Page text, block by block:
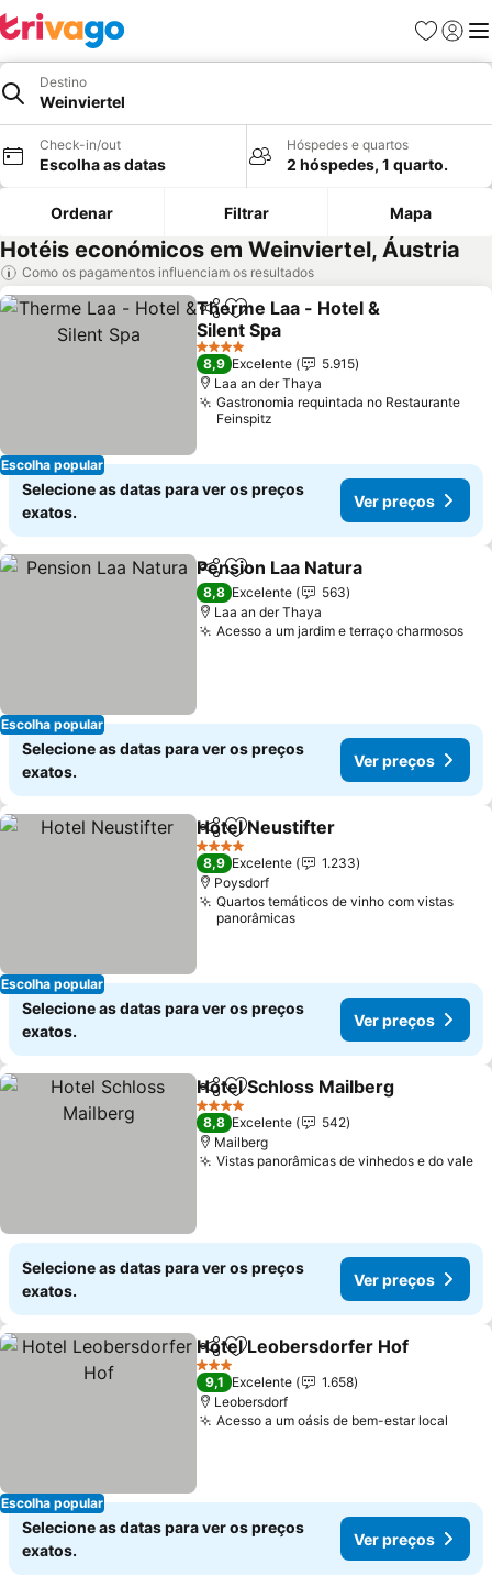
Favoritos
Iniciar
Destino
Weinviertel
Check-in/out
Escolha as datas
Hóspedes e quartos
2 hóspedes, 1 quarto.
Ordenar Filtrar Mapa
Hotéis económicos em Weinviertel, Áustria
Como os pagamentos influenciam os resultados
Escolha popular
PartilharAdicionar aos favoritos
Therme Laa - Hotel &
Silent Spa
4 Estrelas
8,9 Excelente
5.915
Laa an der Thaya
Gastronomia requintada no Restaurante
Feinspitz
Selecione as datas para ver os preços
exatos.
Ver preços
Escolha popular
PartilharAdicionar aos favoritos
Pension Laa Natura
8,8 Excelente
563
Laa an der Thaya
Acesso a um jardim e terraço charmosos
Selecione as datas para ver os preços
exatos.
Ver preços
Escolha popular
PartilharAdicionar aos favoritos
Hotel Neustifter
4 Estrelas
8,9 Excelente
1.233
Poysdorf
Quartos temáticos de vinho com vistas
panorâmicas
Selecione as datas para ver os preços
exatos.
Ver preços
PartilharAdicionar aos favoritos
Hotel Schloss Mailberg
4 Estrelas
8,8 Excelente
542
Mailberg
Vistas panorâmicas de vinhedos e do vale
Selecione as datas para ver os preços
exatos.
Ver preços
Escolha popular
PartilharAdicionar aos favoritos
Hotel Leobersdorfer Hof
3 Estrelas
9,1 Excelente
1.658
Leobersdorf
Acesso a um oásis de bem-estar local
Selecione as datas para ver os preços
exatos.
Ver preços